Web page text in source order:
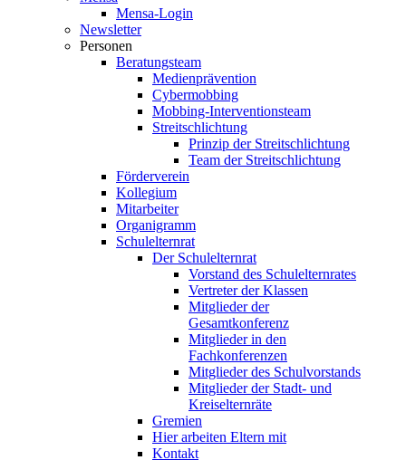
Mensa-Login
Newsletter
Personen
Beratungsteam
Medienprävention
Cybermobbing
Mobbing-Interventionsteam
Streitschlichtung
Prinzip der Streitschlichtung
Team der Streitschlichtung
Förderverein
Kollegium
Mitarbeiter
Organigramm
Schulelternrat
Der Schulelternrat
Vorstand des Schulelternrates
Vertreter der Klassen
Mitglieder der
Gesamtkonferenz
Mitglieder in den
Fachkonferenzen
Mitglieder des Schulvorstands
Mitglieder der Stadt- und
Kreiselternräte
Gremien
Hier arbeiten Eltern mit
Kontakt